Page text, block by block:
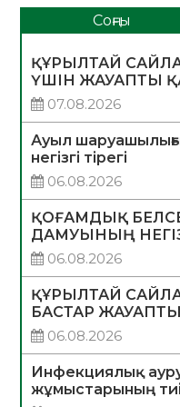
Соңғы
ҚҰРЫЛТАЙ
ҮШІН ЖАУАПТЫ
07.08.2026
Ауыл
негізгі тірегі
06.08.2026
ҚОҒАМДЫҚ
ДАМУЫНЫҢ
06.08.2026
ҚҰРЫЛТАЙ
БАСТАР
06.08.2026
Инфекциялық
жұмыстарының